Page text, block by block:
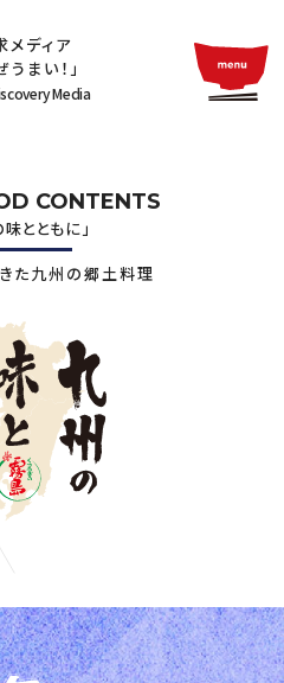
ディア
まい！」
Media
CONTENTS
味とともに」
た九州の郷土料理